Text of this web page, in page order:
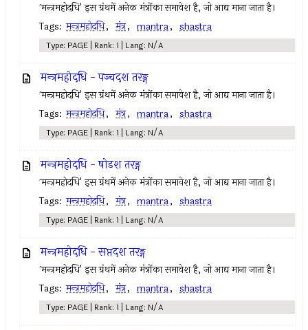
`मन्त्रमहोदधि' इस ग्रंथमें अनेक मंत्रोंका समावेश है, जो आद्य माना जाता है।
Tags: मन्त्रमहोदधि, मंत्र, mantra, shastra
Type: PAGE | Rank: 1 | Lang: N/A
मन्त्रमहोदधि - पञ्चदश तरङ्ग
`मन्त्रमहोदधि' इस ग्रंथमें अनेक मंत्रोंका समावेश है, जो आद्य माना जाता है।
Tags: मन्त्रमहोदधि, मंत्र, mantra, shastra
Type: PAGE | Rank: 1 | Lang: N/A
मन्त्रमहोदधि - षोडश तरङ्ग
`मन्त्रमहोदधि' इस ग्रंथमें अनेक मंत्रोंका समावेश है, जो आद्य माना जाता है।
Tags: मन्त्रमहोदधि, मंत्र, mantra, shastra
Type: PAGE | Rank: 1 | Lang: N/A
मन्त्रमहोदधि - सप्तदश तरङ्ग
`मन्त्रमहोदधि' इस ग्रंथमें अनेक मंत्रोंका समावेश है, जो आद्य माना जाता है।
Tags: मन्त्रमहोदधि, मंत्र, mantra, shastra
Type: PAGE | Rank: 1 | Lang: N/A